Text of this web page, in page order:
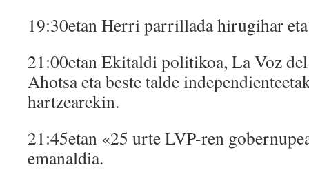
19:30etan Herri parrillada hirugihar
21:00etan Ekitaldi politikoa, La Voz
Ahotsa eta beste talde
hartzearekin.
21:45etan «25 urte LVP-ren
emanaldia.